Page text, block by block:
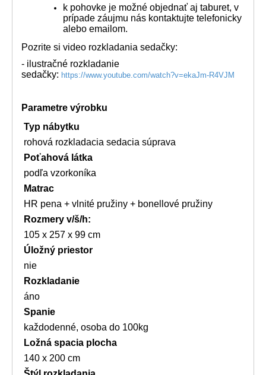
k pohovke je možné objednať aj taburet, v
prípade záujmu nás kontaktujte telefonicky
alebo emailom.
Pozrite si video rozkladania sedačky:
- ilustračné rozkladanie
sedačky: https://www.youtube.com/watch?v=ekaJm-R4VJM
Parametre výrobku
Typ nábytku
rohová rozkladacia sedacia súprava
Poťahová látka
podľa vzorkoníka
Matrac
HR pena + vlnité pružiny + bonellové pružiny
Rozmery v/š/h:
105 x 257 x 99 cm
Úložný priestor
nie
Rozkladanie
áno
Spanie
každodenné, osoba do 100kg
Ložná spacia plocha
140 x 200 cm